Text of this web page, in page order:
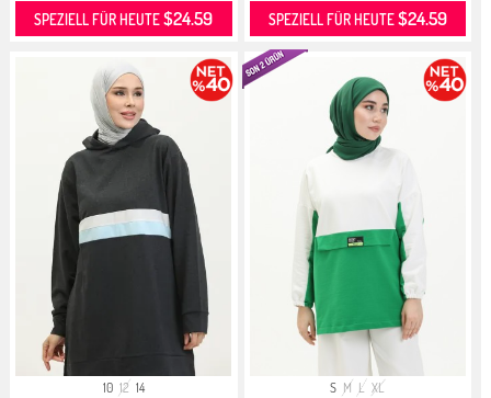
SPEZIELL FÜR HEUTE$24.59 SPEZIELL FÜR HEUTE$24.59
10 12 14 S M L XL